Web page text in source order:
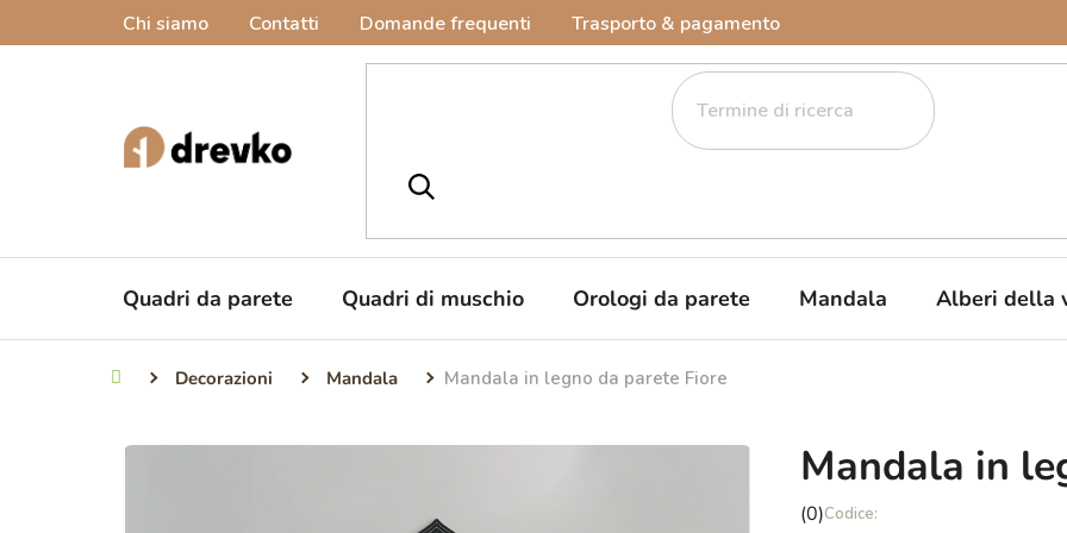
Chi siamo Contatti Domande frequenti Trasporto & pagamento
Quadri da parete Quadri di muschio Orologi da parete Mandala Alberi della
Casa Decorazioni Mandala Mandala in legno da parete Fiore
Mandala in
La
(0)